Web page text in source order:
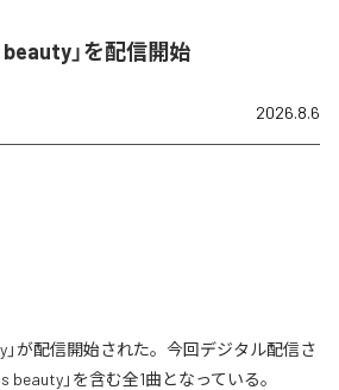
」を配信開始
2026.8.6
」が配信開始された。今回デジタル配信さ
beauty」を含む全1曲となっている。